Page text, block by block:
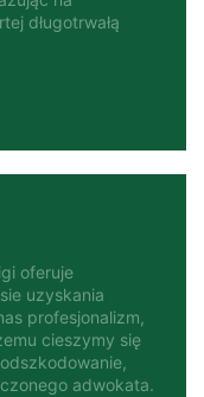
długotrwałą
oferuje
uzyskania
profesjonalizm,
cieszymy się
adwokata.